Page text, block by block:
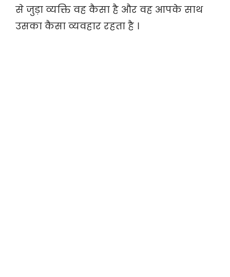
से जुड़ा व्यक्ति वह कैसा है और वह आपके साथ
उसका कैसा व्यवहार रहता है ।